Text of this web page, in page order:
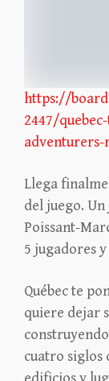
https://
2447/
Llega
del juego.
Poissant-
5 jugadores
Québec te
quiere dejar
cuatro siglos